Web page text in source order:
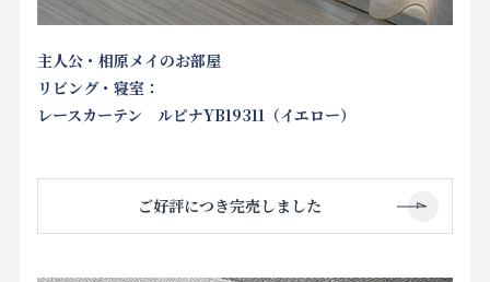
主人公・相原メイのお部屋
リビング・寝室：
レースカーテン ルピナYB19311（イエロー）
ご好評につき完売しました